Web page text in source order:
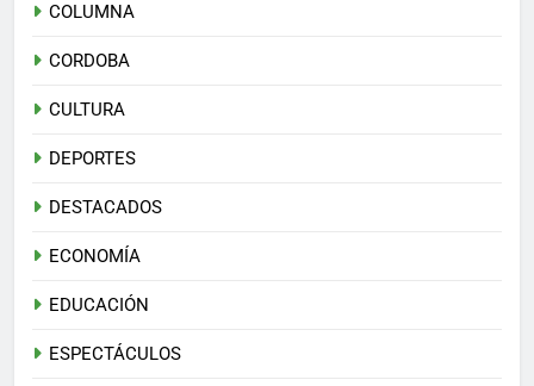
COLUMNA
CORDOBA
CULTURA
DEPORTES
DESTACADOS
ECONOMÍA
EDUCACIÓN
ESPECTÁCULOS